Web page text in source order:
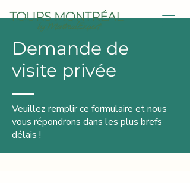
Demande de
visite privée
Veuillez remplir ce formulaire et nous
vous répondrons dans les plus brefs
délais !